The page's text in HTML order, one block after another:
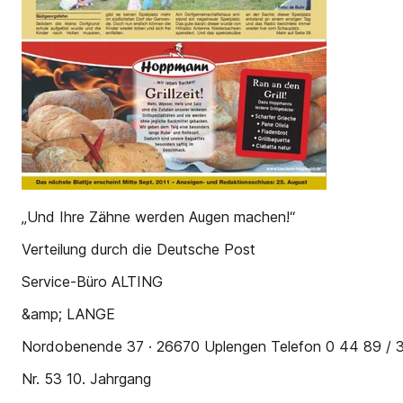
„Und Ihre Zähne werden Augen machen!“
Verteilung durch die Deutsche Post
Service-Büro ALTING
&amp; LANGE
Nordobenende 37 · 26670 Uplengen Telefon 0 44 89 /
Nr. 53 10. Jahrgang